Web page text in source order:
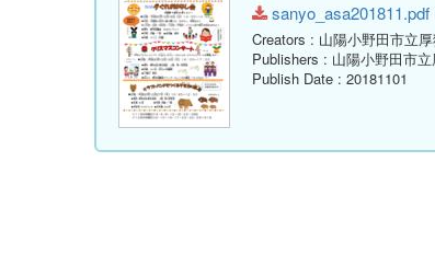
sanyo_asa201811.pdf
Creators : 山陽小野田市立
Publishers : 山陽小野田市
Publish Date : 20181101